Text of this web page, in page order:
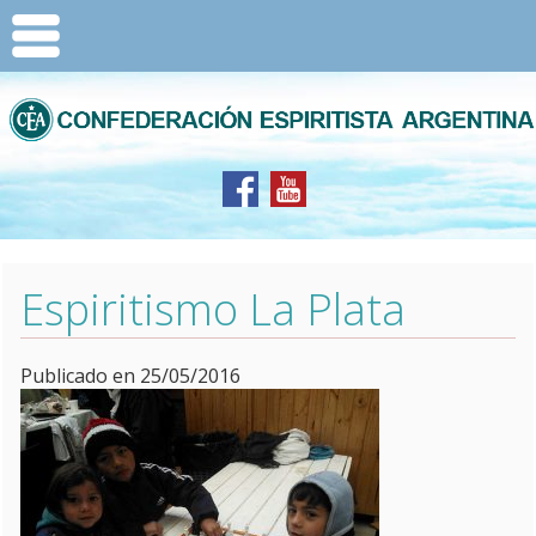
Espiritismo La Plata
Publicado en 25/05/2016